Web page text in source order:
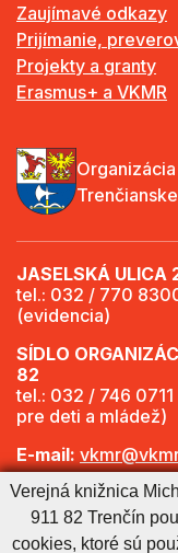
Zaujímavé odkazy
Prijímanie,
Projekty a granty
Erasmus+ a VKMR
JASELSKÁ ULICA
tel.: 032 / 770
(evidencia)
SÍDLO
82
tel.: 032 / 746
pre deti a mládež)
E-mail:
Web: http://
Viac informácií -
Verejná knižnica
911 82 Trenčín
cookies, ktoré sú